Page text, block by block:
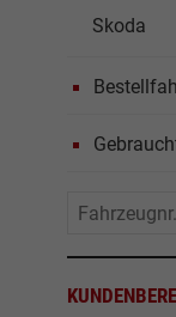
Skoda
Fahrzeugnr.